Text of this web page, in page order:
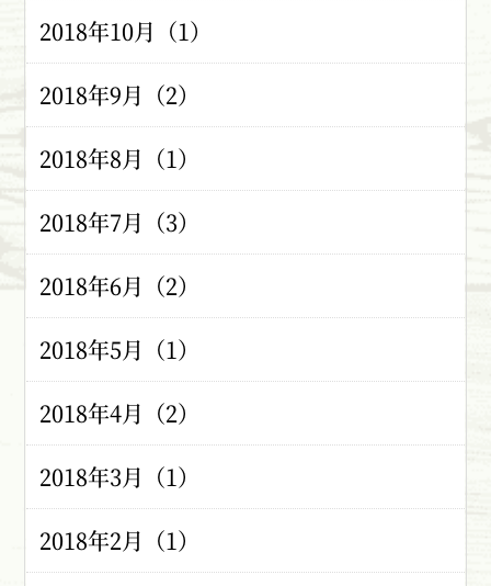
2018年10月（1）
2018年9月（2）
2018年8月（1）
2018年7月（3）
2018年6月（2）
2018年5月（1）
2018年4月（2）
2018年3月（1）
2018年2月（1）